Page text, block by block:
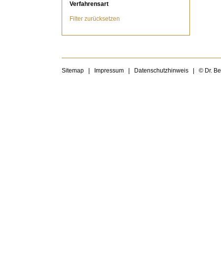
Verfahrensart
Filter zurücksetzen
Sitemap Impressum Datenschutzhinweis © Dr.